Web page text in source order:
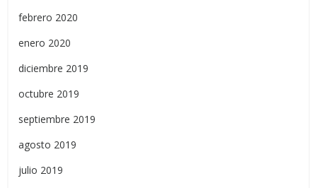
febrero 2020
enero 2020
diciembre 2019
octubre 2019
septiembre 2019
agosto 2019
julio 2019